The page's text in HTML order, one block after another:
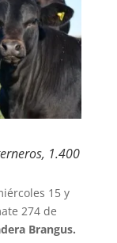
1.400
15 y
274 de
Brangus.